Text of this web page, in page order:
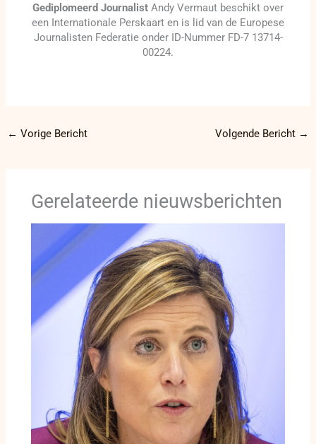
Gediplomeerd Journalist Andy Vermaut beschikt over
een Internationale Perskaart en is lid van de Europese
Journalisten Federatie onder ID-Nummer FD-7 13714-
00224.
← Vorige Bericht Volgende Bericht →
Gerelateerde nieuwsberichten